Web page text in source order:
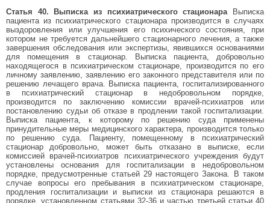
Статья 40. Выписка из психиатрического стационара Выписка
пациента из психиатрического стационара производится в случаях
выздоровления или улучшения его психического состояния, при
котором не требуется дальнейшего стационарного лечения, а также
завершения обследования или экспертизы, явившихся основаниями
для помещения в стационар. Выписка пациента, добровольно
находящегося в психиатрическом стационаре, производится по его
личному заявлению, заявлению его законного представителя или по
решению лечащего врача. Выписка пациента, госпитализированного
в психиатрический стационар в недобровольном порядке,
производится по заключению комиссии врачей-психиатров или
постановлению судьи об отказе в продлении такой госпитализации.
Выписка пациента, к которому по решению суда применены
принудительные меры медицинского характера, производится только
по решению суда. Пациенту, помещенному в психиатрический
стационар добровольно, может быть отказано в выписке, если
комиссией врачей-психиатров психиатрического учреждения будут
установлены основания для госпитализации в недобровольном
порядке, предусмотренные статьей 29 настоящего Закона. В таком
случае вопросы его пребывания в психиатрическом стационаре,
продления госпитализации и выписки из стационара решаются в
порядке, установленном статьями 32-36 и частью третьей статьи 40